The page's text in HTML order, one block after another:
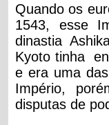
Quando os
1543, esse
dinastia
Kyoto tinha
e era uma
Império,
disputas de